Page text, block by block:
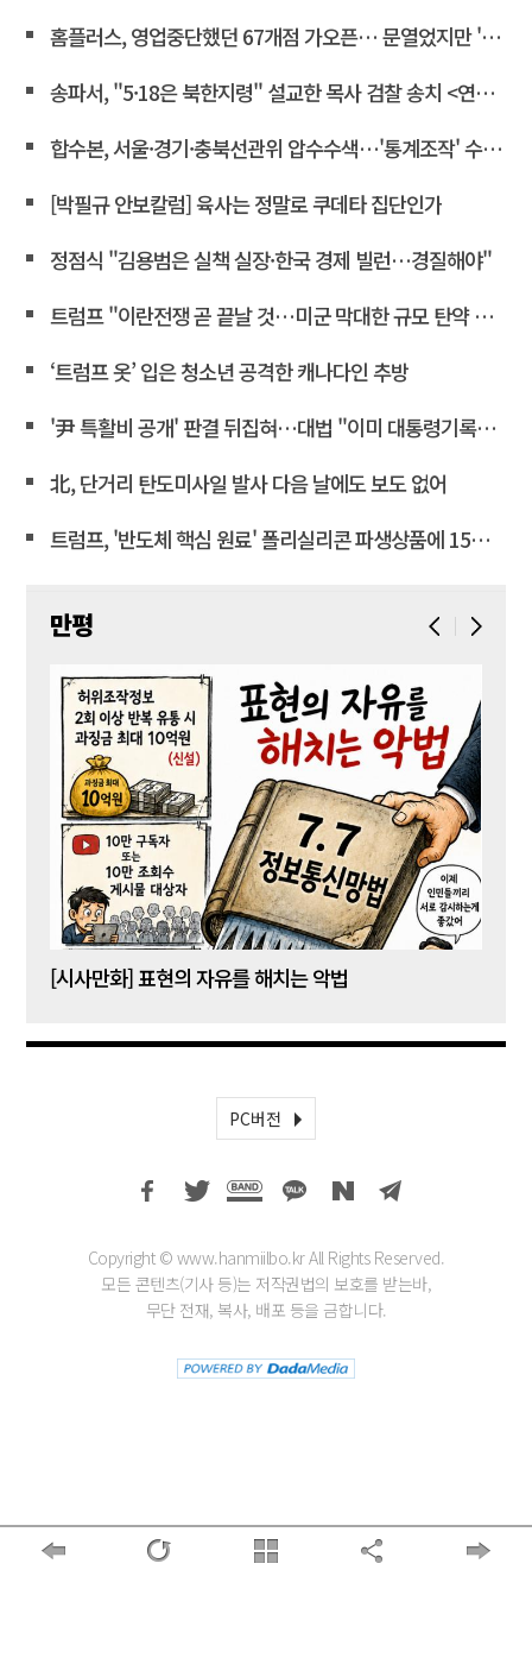
홈플러스, 영업중단했던 67개점 가오픈… 문열었지만 '텅빈 매대'
송파서, "5·18은 북한지령" 설교한 목사 검찰 송치 <연합뉴스>
합수본, 서울·경기·충북선관위 압수수색…'통계조작' 수사확대
[박필규 안보칼럼] 육사는 정말로 쿠데타 집단인가
정점식 "김용범은 실책 실장·한국 경제 빌런…경질해야"
트럼프 "이란전쟁 곧 끝날 것…미군 막대한 규모 탄약 보유"
‘트럼프 옷’ 입은 청소년 공격한 캐나다인 추방
'尹 특활비 공개' 판결 뒤집혀…대법 "이미 대통령기록관 이관"
北, 단거리 탄도미사일 발사 다음 날에도 보도 없어
트럼프, '반도체 핵심 원료' 폴리실리콘 파생상품에 15% 관세
만평
[시사만화] 표현의 자유를 해치는 악법
PC버전
Copyright © www.hanmiilbo.kr All Rights Reserved.
모든 콘텐츠(기사 등)는 저작권법의 보호를 받는바,
무단 전재, 복사, 배포 등을 금합니다.